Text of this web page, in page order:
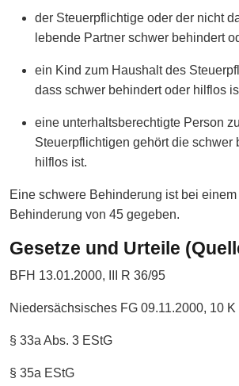
der Steuerpflichtige oder der nicht
lebende Partner schwer behindert
ein Kind zum Haushalt des
dass schwer behindert oder hilflos
eine unterhaltsberechtigte Person
Steuerpflichtigen gehört die schwer
hilflos ist.
Eine schwere Behinderung ist bei einem
Behinderung von 45 gegeben.
Gesetze und Urteile
BFH 13.01.2000, III R 36/95
Niedersächsisches FG 09.11.2000, 10 K
§ 33a Abs. 3 EStG
§ 35a EStG